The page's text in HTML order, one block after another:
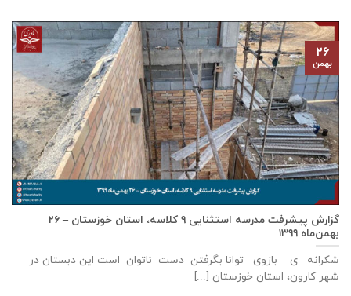
گزارش پيشرفت مدرسه استثنايی ٩ كلاسه، استان خوزستان – ۲۶
بهمن‌ماه ۱۳۹۹
شکرانه ی بازوی توانا بگرفتن دست ناتوان است این دبستان در
شهر كارون، استان خوزستان [...]
۲۶
بهمن